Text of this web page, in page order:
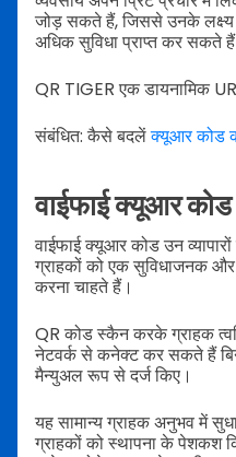
जोड़ सकते हैं, जिससे उनके
अधिक सुविधा प्राप्त कर सकते
QR TIGER एक डायनामिक
संबंधित: कैसे बदलेंक्यूआर कोड
वाईफाई क्यूआर कोड
वाईफाई क्यूआर कोड उन
ग्राहकों को एक सुविधाजनक
करना चाहते हैं।
QR कोड स्कैन करके ग्राहक
नेटवर्क से कनेक्ट कर सकते हैं
मैन्युअल रूप से दर्ज किए।
यह सामान्य ग्राहक अनुभव में
ग्राहकों को स्थापना के पेशकश